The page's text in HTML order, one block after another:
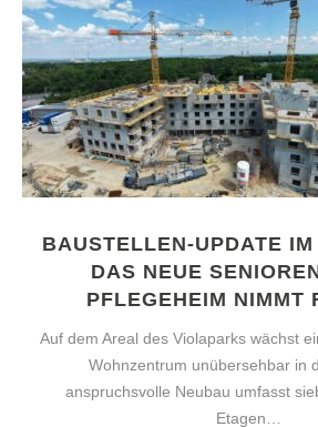
BAUSTELLEN-UPDATE
DAS NEUE
PFLEGEHEIM NIMMT
Auf dem Areal des Violaparks wächst
Wohnzentrum unübersehbar in
anspruchsvolle Neubau umfasst
Etagen…